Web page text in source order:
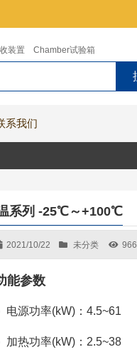
装置 Chamber试验箱
系我们
系列 -25℃～+100℃
2021/10/22 未分类 966
能参数
电源功率(kW)：4.5~61
加热功率(kW)：2.5~38